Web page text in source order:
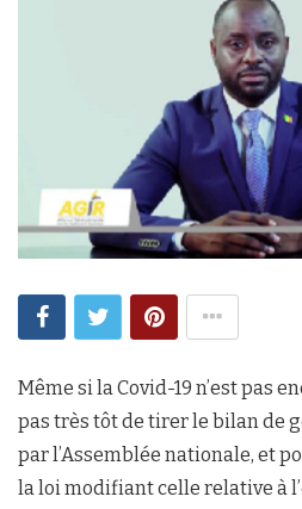
Même si la Covid-19 n’est pas
pas très tôt de tirer le bilan de
par l’Assemblée nationale, et
la loi modifiant celle relative à